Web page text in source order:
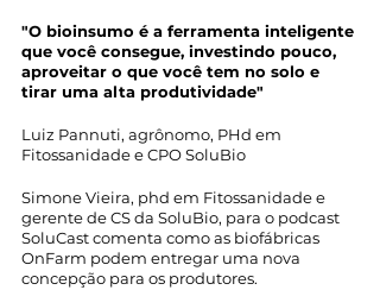
"O bioinsumo é a ferramenta inteligente
que você consegue, investindo pouco,
aproveitar o que você tem no solo e
tirar uma alta produtividade"
Luiz Pannuti, agrônomo, PHd em
Fitossanidade e CPO SoluBio
Simone Vieira, phd em Fitossanidade e
gerente de CS da SoluBio, para o podcast
SoluCast comenta como as biofábricas
OnFarm podem entregar uma nova
concepção para os produtores.